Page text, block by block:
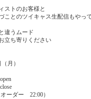
ストのお客様と
ことのツイキャス生配信もやっ
違うムード
立ち寄りください
月）
ーダー 22:00）